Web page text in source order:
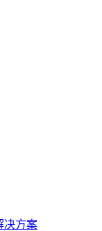
决方案